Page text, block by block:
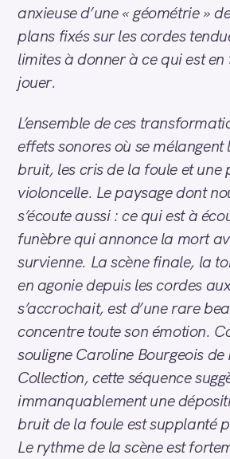
anxieuse d’une « géométrie »
plans fixés sur les cordes
limites à donner à ce qui est en
jouer.
L’ensemble de ces
effets sonores où se mélangent
bruit, les cris de la foule et une
violoncelle. Le paysage dont
s’écoute aussi : ce qui est à
funèbre qui annonce la mort
survienne. La scène finale, la
en agonie depuis les cordes
s’accrochait, est d’une rare
concentre toute son émotion.
souligne Caroline Bourgeois
Collection, cette séquence
immanquablement une
bruit de la foule est supplanté
Le rythme de la scène est